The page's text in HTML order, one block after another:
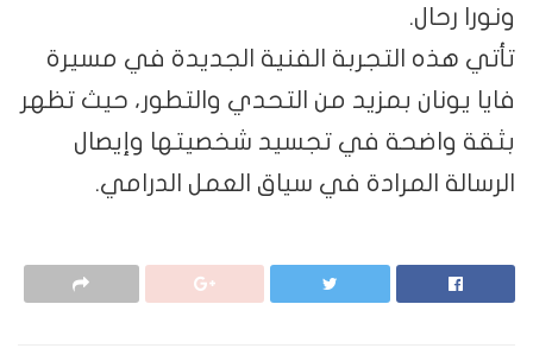
ونورا رحال.
تأتي هذه التجربة الفنية الجديدة في مسيرة
فايا يونان بمزيد من التحدي والتطور، حيث تظهر
بثقة واضحة في تجسيد شخصيتها وإيصال
الرسالة المرادة في سياق العمل الدرامي.